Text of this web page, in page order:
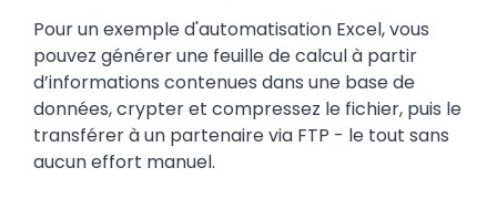
Pour un exemple d'automatisation Excel, vous
pouvez générer une feuille de calcul à partir
d’informations contenues dans une base de
données, crypter et compressez le fichier, puis le
transférer à un partenaire via FTP - le tout sans
aucun effort manuel.